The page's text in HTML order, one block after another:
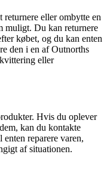
eller ombytte en
muligt. Du kan returnere
købet, og du kan enten
den i en af Outnorths
eller
Hvis du oplever
kan du kontakte
reparere varen,
af situationen.